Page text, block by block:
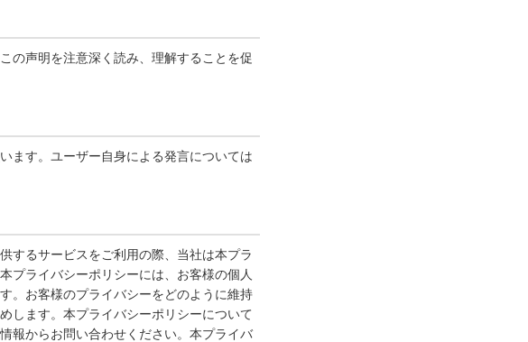
の声明を注意深く読み、理解することを促
ます。ユーザー自身による発言については
するサービスをご利用の際、当社は本プラ
プライバシーポリシーには、お客様の個人
。お客様のプライバシーをどのように維持
します。本プライバシーポリシーについて
報からお問い合わせください。本プライバ